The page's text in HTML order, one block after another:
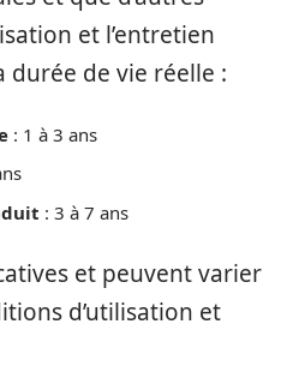
et l’entretien
de vie réelle :
: 1 à 3 ans
: 3 à 7 ans
et peuvent varier
d’utilisation et